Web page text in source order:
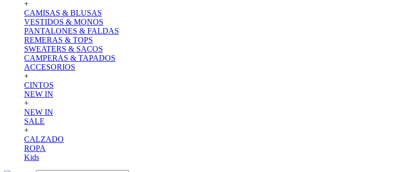
+
CAMISAS & BLUSAS
VESTIDOS & MONOS
PANTALONES & FALDAS
REMERAS & TOPS
SWEATERS & SACOS
CAMPERAS & TAPADOS
ACCESORIOS
+
CINTOS
NEW IN
+
NEW IN
SALE
+
CALZADO
ROPA
Kids